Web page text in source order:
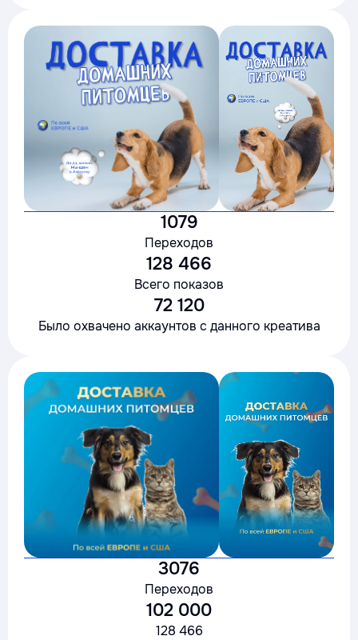
1079
Переходов
128 466
Всего показов
72 120
Было охвачено аккаунтов с данного креатива
3076
Переходов
102 000
128 466